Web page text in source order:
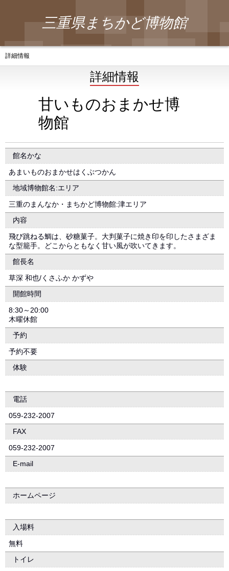
三重県まちかど博物館
詳細情報
詳細情報
甘いものおまかせ博
物館
館名かな
あまいものおまかせはくぶつかん
地域博物館名:エリア
三重のまんなか・まちかど博物館:津エリア
内容
飛び跳ねる鯛は、砂糖菓子。大判菓子に焼き印を印したさまざま
な型籠手。どこからともなく甘い風が吹いてきます。
館長名
草深 和也/くさふか かずや
開館時間
8:30～20:00
木曜休館
予約
予約不要
体験
電話
059-232-2007
FAX
059-232-2007
E-mail
ホームページ
入場料
無料
トイレ